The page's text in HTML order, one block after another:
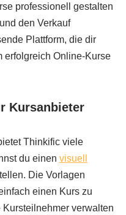
professionell gestalten
den Verkauf
Plattform, die dir
erfolgreich Online-Kurse
Kursanbieter
Thinkific viele
du einen visuell
Die Vorlagen
einen Kurs zu
verwalten